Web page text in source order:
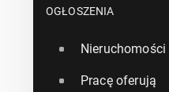
OGŁOSZENIA
Nieruchomości
Pracę oferują